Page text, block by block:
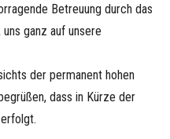
Betreuung durch das
ganz auf unsere
der permanent hohen
dass in Kürze der